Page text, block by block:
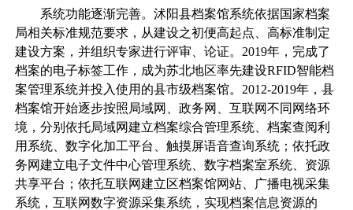
系统功能逐渐完善。沭阳县档案馆系统依据国家档案
局相关标准规范要求，从建设之初便高起点、高标准制定
建设方案，并组织专家进行评审、论证。2019年，完成了
档案的电子标签工作，成为苏北地区率先建设RFID智能档
案管理系统并投入使用的县市级档案馆。2012-2019年，县
档案馆开始逐步按照局域网、政务网、互联网不同网络环
境，分别依托局域网建立档案综合管理系统、档案查阅利
用系统、数字化加工平台、触摸屏语音查询系统；依托政
务网建立电子文件中心管理系统、数字档案室系统、资源
共享平台；依托互联网建立区档案馆网站、广播电视采集
系统，互联网数字资源采集系统，实现档案信息资源的